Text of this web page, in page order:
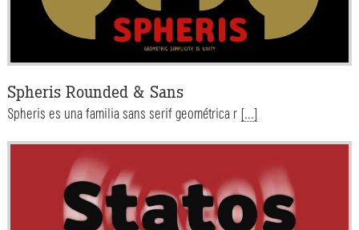
Spheris Rounded & Sans
Spheris es una familia sans serif geométrica r [...]